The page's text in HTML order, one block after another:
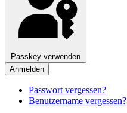
Passkey verwenden
Anmelden
Passwort vergessen?
Benutzername vergessen?